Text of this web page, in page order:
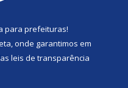
para prefeituras!
onde garantimos em
leis de transparência